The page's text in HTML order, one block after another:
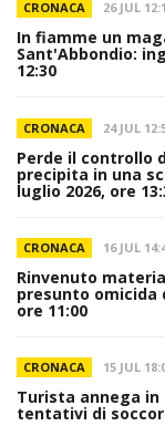
CRONACA 26 JUL
In fiamme un
Sant'Abbondio:
12:30
CRONACA 24 JUL
Perde il controllo
precipita in una
luglio 2026, ore
CRONACA 16 JUL
Rinvenuto
presunto omicida
ore 11:00
CRONACA 15 JUL
Turista annega in
tentativi di